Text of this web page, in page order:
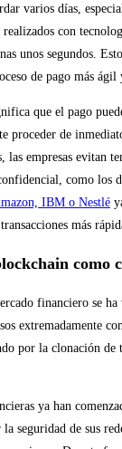
varios días,
realizados con
unos segundos.
de pago más ágil
que el pago
proceder de
las empresas evitan
como los
IBM o Nestlé
más
como
financiero se
extremadamente
por la clonación de
ya han
seguridad de sus